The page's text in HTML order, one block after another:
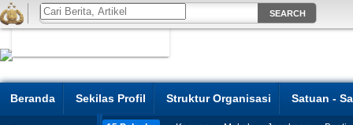
Beranda Sekilas Profil Struktur Organisasi Satuan -